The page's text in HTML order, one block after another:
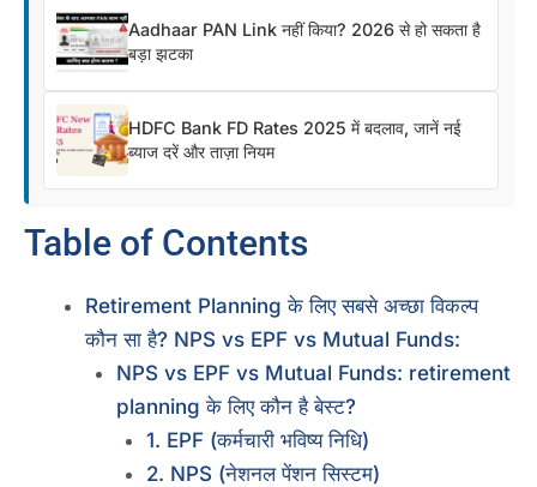
Aadhaar PAN Link नहीं किया? 2026 से हो सकता है
बड़ा झटका
HDFC Bank FD Rates 2025 में बदलाव, जानें नई
ब्याज दरें और ताज़ा नियम
Table of Contents
Retirement Planning के लिए सबसे अच्छा विकल्प
कौन सा है? NPS vs EPF vs Mutual Funds:
NPS vs EPF vs Mutual Funds: retirement
planning के लिए कौन है बेस्ट?
1. EPF (कर्मचारी भविष्य निधि)
2. NPS (नेशनल पेंशन सिस्टम)